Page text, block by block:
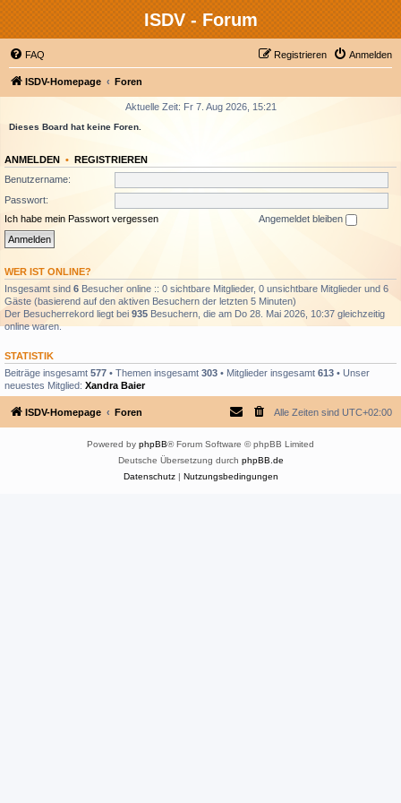
ISDV - Forum
FAQ Anmelden
Registrieren
ISDV-Homepage Foren
Aktuelle Zeit: Fr 7. Aug 2026, 15:21
Dieses Board hat keine Foren.
ANMELDEN • REGISTRIEREN
Benutzername:
Passwort:
Ich habe mein Passwort vergessen
Angemeldet bleiben
WER IST ONLINE?
Insgesamt sind 6 Besucher online :: 0 sichtbare Mitglieder, 0 unsichtbare Mitglieder und 6
Gäste (basierend auf den aktiven Besuchern der letzten 5 Minuten)
Der Besucherrekord liegt bei 935 Besuchern, die am Do 28. Mai 2026, 10:37 gleichzeitig
online waren.
STATISTIK
Beiträge insgesamt 577 • Themen insgesamt 303 • Mitglieder insgesamt 613 • Unser
neuestes Mitglied: Xandra Baier
ISDV-Homepage Foren Alle Zeiten sind UTC+02:00
Powered by phpBB® Forum Software © phpBB Limited
Deutsche Übersetzung durch phpBB.de
Datenschutz| Nutzungsbedingungen